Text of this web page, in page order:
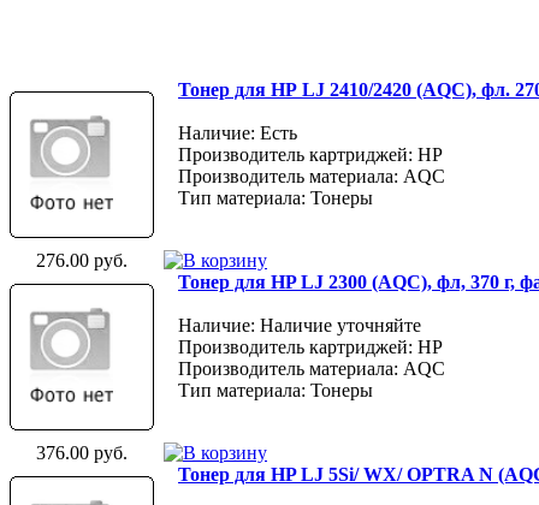
Тонер для НР LJ 2410/2420 (AQC), фл.
Наличие: Есть
Производитель картриджей: HP
Производитель материала: AQC
Тип материала: Тонеры
276.00 руб.
Тонер для HP LJ 2300 (AQC), фл, 370 г,
Наличие: Наличие уточняйте
Производитель картриджей: HP
Производитель материала: AQC
Тип материала: Тонеры
376.00 руб.
Тонер для HP LJ 5Si/ WX/ OPTRA N